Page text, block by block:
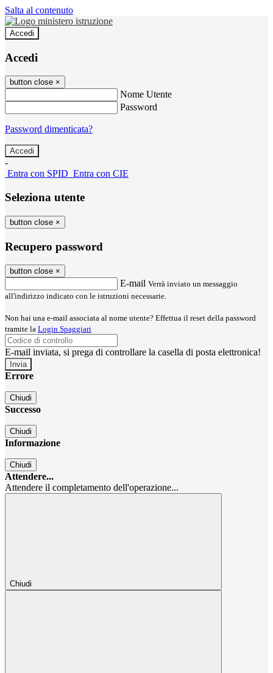
Salta al contenuto
Accedi
Accedi
button close ×
Nome Utente
Password
Password dimenticata?
-
Entra con SPID Entra con CIE
Seleziona utente
button close ×
Recupero password
button close ×
E-mail Verrà inviato un messaggio
all'indirizzo indicato con le istruzioni necessarie.
Non hai una e-mail associata al nome utente? Effettua il reset della password
tramite la Login Spaggiari
E-mail inviata, si prega di controllare la casella di posta elettronica!
Errore
Chiudi
Successo
Chiudi
Informazione
Chiudi
Attendere...
Attendere il completamento dell'operazione...
Chiudi